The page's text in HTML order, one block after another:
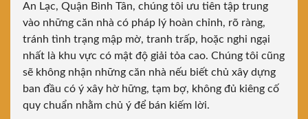
An Lạc, Quận Bình Tân, chúng tôi ưu tiên tập trung
vào những căn nhà có pháp lý hoàn chỉnh, rõ ràng,
tránh tình trạng mập mờ, tranh trấp, hoặc nghi ngại
nhất là khu vực có mật độ giải tỏa cao. Chúng tôi cũng
sẽ không nhận những căn nhà nếu biết chủ xây dựng
ban đầu có ý xây hờ hững, tạm bợ, không đủ kiêng cố
quy chuẩn nhằm chủ ý để bán kiếm lời.